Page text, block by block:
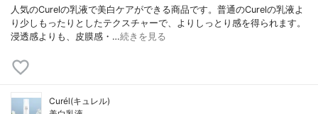
人気のCurelの乳液で美白ケアができる商品です。普通のCurelの乳液よ
り少しもったりとしたテクスチャーで、よりしっとり感を得られます。
浸透感よりも、皮膜感・…続きを見る
Curél(キュレル)